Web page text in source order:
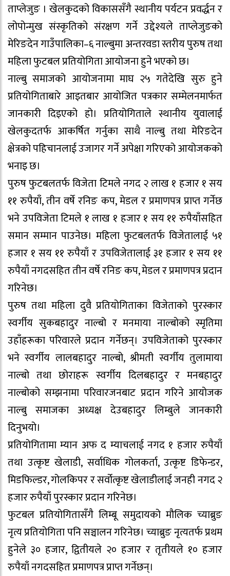
ताप्लेजुङ । खेलकुदको विकाससँगै स्थानीय पर्यटन प्रवर्द्धन र
लोपोन्मुख संस्कृतिको संरक्षण गर्ने उद्देश्यले ताप्लेजुङको
मेरिङदेन गाउँपालिका–६ नाल्बुमा अन्तरवडा स्तरीय पुरुष तथा
महिला फुटबल प्रतियोगिता आयोजना हुने भएको छ।
नाल्बु समाजको आयोजनामा माघ २५ गतेदेखि सुरु हुने
प्रतियोगिताबारे आइतबार आयोजित पत्रकार सम्मेलनमार्फत
जानकारी दिइएको हो। प्रतियोगिताले स्थानीय युवालाई
खेलकुदतर्फ आकर्षित गर्नुका साथै नाल्बु तथा मेरिङदेन
क्षेत्रको पहिचानलाई उजागर गर्ने अपेक्षा गरिएको आयोजकको
भनाइ छ।
पुरुष फुटबलतर्फ विजेता टिमले नगद २ लाख १ हजार १ सय
११ रुपैयाँ, तीन वर्षे रनिङ कप, मेडल र प्रमाणपत्र प्राप्त गर्नेछ
भने उपविजेता टिमले १ लाख १ हजार १ सय ११ रुपैयाँसहित
समान सम्मान पाउनेछ। महिला फुटबलतर्फ विजेतालाई ५१
हजार १ सय ११ रुपैयाँ र उपविजेतालाई ३१ हजार १ सय ११
रुपैयाँ नगदसहित तीन वर्षे रनिङ कप, मेडल र प्रमाणपत्र प्रदान
गरिनेछ।
पुरुष तथा महिला दुवै प्रतियोगिताका विजेताको पुरस्कार
स्वर्गीय सुकबहादुर नाल्बो र मनमाया नाल्बोको स्मृतिमा
उहाँहरूका परिवारले प्रदान गर्नेछन्। उपविजेताको पुरस्कार
भने स्वर्गीय लालबहादुर नाल्बो, श्रीमती स्वर्गीय तुलामाया
नाल्बो तथा छोराहरू स्वर्गीय दिलबहादुर र मनबहादुर
नाल्बोको सम्झनामा परिवारजनबाट प्रदान गरिने आयोजक
नाल्बु समाजका अध्यक्ष देउबहादुर लिम्बुले जानकारी
दिनुभयो।
प्रतियोगितामा म्यान अफ द म्याचलाई नगद १ हजार रुपैयाँ
तथा उत्कृष्ट खेलाडी, सर्वाधिक गोलकर्ता, उत्कृष्ट डिफेन्डर,
मिडफिल्डर, गोलकिपर र सर्वोत्कृष्ट खेलाडीलाई जनही नगद २
हजार रुपैयाँ पुरस्कार प्रदान गरिनेछ।
फुटबल प्रतियोगितासँगै लिम्बू समुदायको मौलिक च्याब्रुङ
नृत्य प्रतियोगिता पनि सञ्चालन गरिनेछ। च्याब्रुङ नृत्यतर्फ प्रथम
हुनेले ३० हजार, द्वितीयले २० हजार र तृतीयले १० हजार
रुपैयाँ नगदसहित प्रमाणपत्र प्राप्त गर्नेछन्।